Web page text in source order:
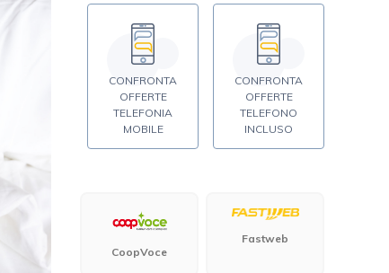
CONFRONTA
OFFERTE
TELEFONIA
MOBILE
CONFRONTA
OFFERTE
TELEFONO
INCLUSO
CoopVoce
Fastweb